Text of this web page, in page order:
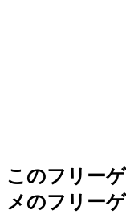
このフリー
メのフリー